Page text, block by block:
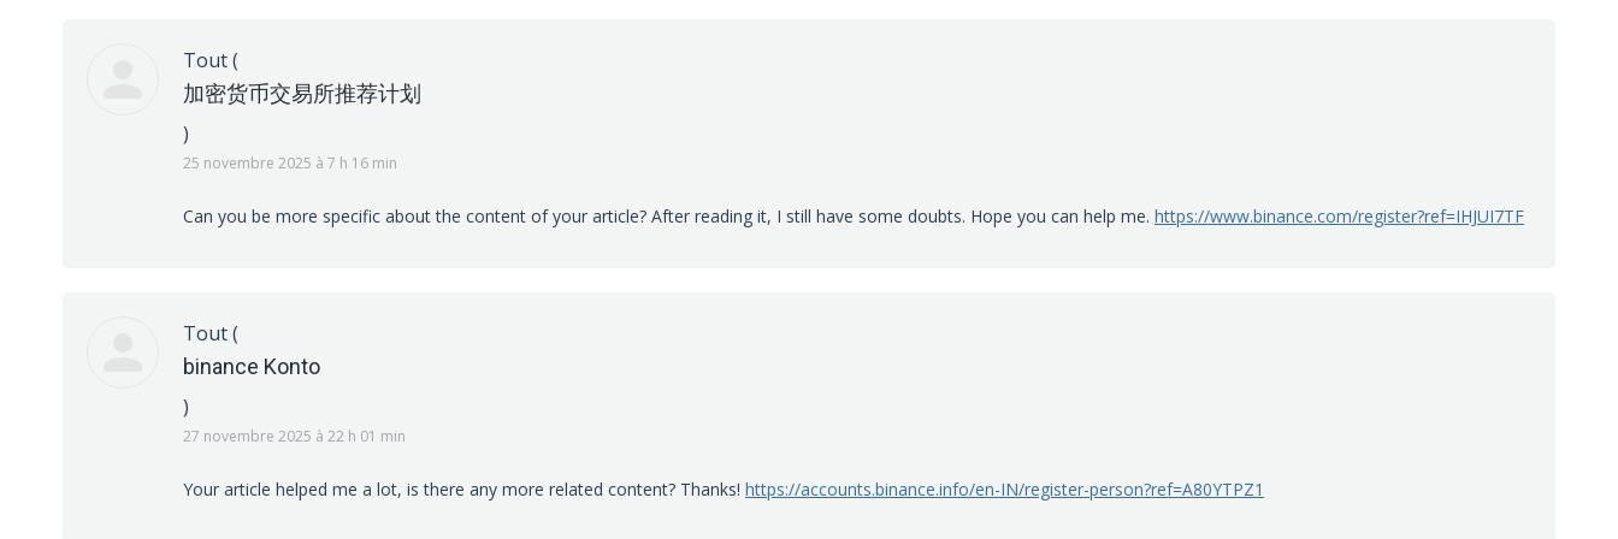
Tout(
加密货币交易所推荐计划
)
25 novembre 2025 à 7 h 16 min
Can you be more specific about the content of your article? After reading it, I still have some doubts. Hope you can help me. https://www.binance.com/register?ref=IHJUI7TF
Tout(
binance Konto
)
27 novembre 2025 à 22 h 01 min
Your article helped me a lot, is there any more related content? Thanks! https://accounts.binance.info/en-IN/register-person?ref=A80YTPZ1